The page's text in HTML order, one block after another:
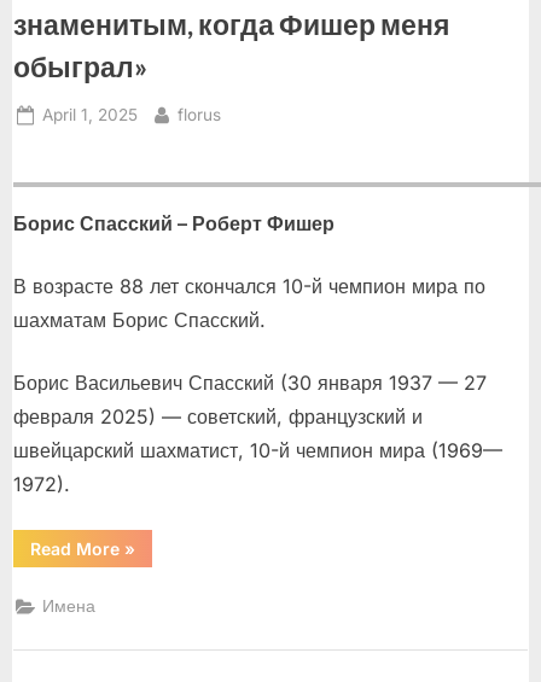
знаменитым, когда Фишер меня
обыграл»
Posted
April 1, 2025 By
florus
Борис Спасский – Роберт Фишер
В возрасте 88 лет скончался 10-й чемпион мира по
шахматам Борис Спасский.
Борис Васильевич Спасский (30 января 1937 — 27
февраля 2025) — советский, французский и
швейцарский шахматист, 10-й чемпион мира (1969—
1972).
Read More“Борис
Спасский:
Фишер
»
Имена